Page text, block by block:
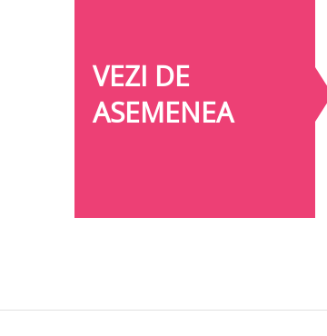
VEZI DE
ASEMENEA